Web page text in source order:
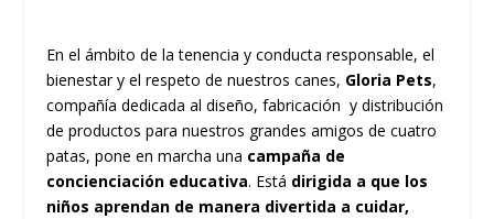
En el ámbito de la tenencia y conducta responsable, el
bienestar y el respeto de nuestros canes, Gloria Pets,
compañía dedicada al diseño, fabricación y distribución
de productos para nuestros grandes amigos de cuatro
patas, pone en marcha una campaña de
concienciación educativa. Está dirigida a que los
niños aprendan de manera divertida a cuidar,